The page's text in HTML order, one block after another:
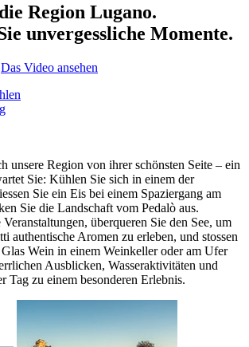
Region Lugano.
unvergessliche Momente.
Das Video ansehen
unsere Region von ihrer schönsten Seite – ein
Sie: Kühlen Sie sich in einem der
Sie ein Eis bei einem Spaziergang am
Sie die Landschaft vom Pedalò aus.
überqueren Sie den See, um
authentische Aromen zu erleben, und stossen
Wein in einem Weinkeller oder am Ufer
Ausblicken, Wasseraktivitäten und
Tag zu einem besonderen Erlebnis.